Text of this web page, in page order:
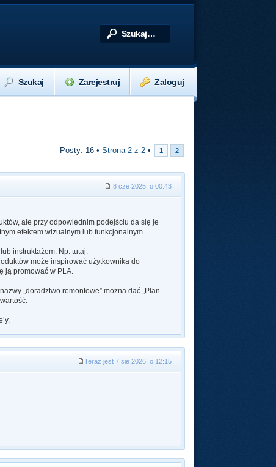
Zaloguj
Zarejestruj
Szukaj
Posty: 16 • Strona 2z 2• 1 2
8 cze 2025, o 00:43
ale przy odpowiednim podejściu da się je
efektem wizualnym lub funkcjonalnym.
instruktażem. Np. tutaj:
może inspirować użytkownika do
ją promować w PLA.
„doradztwo remontowe” można dać „Plan
Teraz jest 7 sie 2026, o 12:15